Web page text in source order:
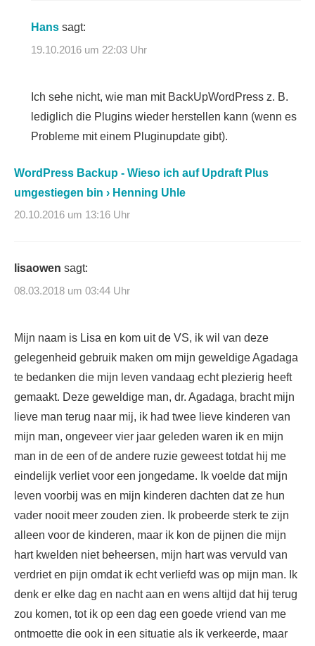
Hans sagt:
19.10.2016 um 22:03 Uhr
Ich sehe nicht, wie man mit BackUpWordPress z. B.
lediglich die Plugins wieder herstellen kann (wenn es
Probleme mit einem Pluginupdate gibt).
WordPress Backup - Wieso ich auf Updraft Plus
umgestiegen bin › Henning Uhle
20.10.2016 um 13:16 Uhr
lisaowen sagt:
08.03.2018 um 03:44 Uhr
Mijn naam is Lisa en kom uit de VS, ik wil van deze
gelegenheid gebruik maken om mijn geweldige Agadaga
te bedanken die mijn leven vandaag echt plezierig heeft
gemaakt. Deze geweldige man, dr. Agadaga, bracht mijn
lieve man terug naar mij, ik had twee lieve kinderen van
mijn man, ongeveer vier jaar geleden waren ik en mijn
man in de een of de andere ruzie geweest totdat hij me
eindelijk verliet voor een jongedame. Ik voelde dat mijn
leven voorbij was en mijn kinderen dachten dat ze hun
vader nooit meer zouden zien. Ik probeerde sterk te zijn
alleen voor de kinderen, maar ik kon de pijnen die mijn
hart kwelden niet beheersen, mijn hart was vervuld van
verdriet en pijn omdat ik echt verliefd was op mijn man. Ik
denk er elke dag en nacht aan en wens altijd dat hij terug
zou komen, tot ik op een dag een goede vriend van me
ontmoette die ook in een situatie als ik verkeerde, maar